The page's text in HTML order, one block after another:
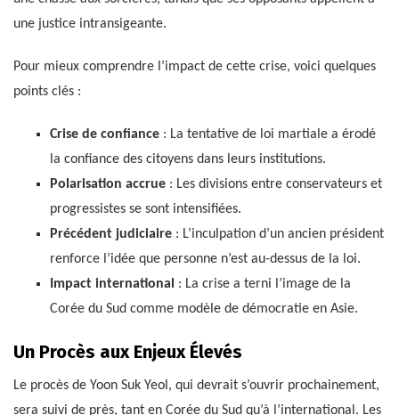
une justice intransigeante.
Pour mieux comprendre l’impact de cette crise, voici quelques
points clés :
Crise de confiance: La tentative de loi martiale a érodé
la confiance des citoyens dans leurs institutions.
Polarisation accrue: Les divisions entre conservateurs et
progressistes se sont intensifiées.
Précédent judiciaire: L’inculpation d’un ancien président
renforce l’idée que personne n’est au-dessus de la loi.
Impact international
: La crise a terni l’image de la
Corée du Sud comme modèle de démocratie en Asie.
Un Procès aux Enjeux Élevés
Le procès de Yoon Suk Yeol, qui devrait s’ouvrir prochainement,
sera suivi de près, tant en Corée du Sud qu’à l’international. Les